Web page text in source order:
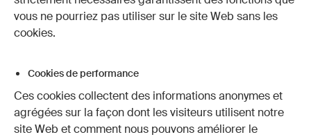
vous ne pourriez pas utiliser sur le site Web sans les
cookies.
Cookies de performance
Ces cookies collectent des informations anonymes et
agrégées sur la façon dont les visiteurs utilisent notre
site Web et comment nous pouvons améliorer le